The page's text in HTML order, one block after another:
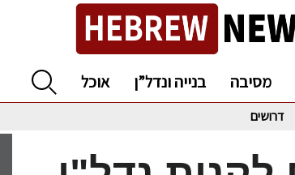
מסיבה בנייה ונדל”ן אוכל
דרושים